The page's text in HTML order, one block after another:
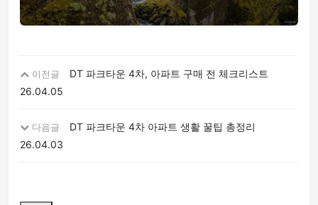
이전글
DT 파크타운 4차, 아파트 구매 전 체크리스트
26.04.05
다음글
DT 파크타운 4차 아파트 생활 꿀팁 총정리
26.04.03